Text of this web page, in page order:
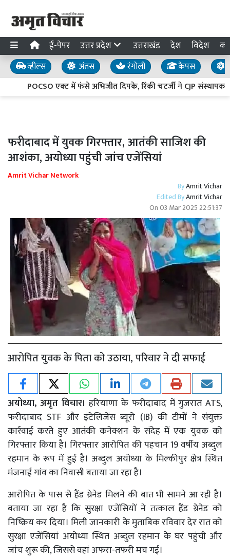
ई-पेपर उत्तर प्रदेश उत्तराखंड देश विदेश
व्हील्स अंतस रंगोली कैंपस
POCSO एक्ट में फंसे अभिजीत दिपके, रिंकी चटर्जी ने CJP संस्थापक
फरीदाबाद में युवक गिरफ्तार, आतंकी साजिश की
आशंका, अयोध्या पहुंची जांच एजेंसियां
Amrit Vichar Network
ByAmrit Vichar
Edited ByAmrit Vichar
On03 Mar 2025 22:51:37
आरोपित युवक के पिता को उठाया, परिवार ने दी सफाई
अयोध्या, अमृत विचार। हरियाणा के फरीदाबाद में गुजरात ATS,
फरीदाबाद STF और इंटेलिजेंस ब्यूरो (IB) की टीमों ने संयुक्त
कार्रवाई करते हुए आतंकी कनेक्शन के संदेह में एक युवक को
गिरफ्तार किया है। गिरफ्तार आरोपित की पहचान 19 वर्षीय अब्दुल
रहमान के रूप में हुई है। अब्दुल अयोध्या के मिल्कीपुर क्षेत्र स्थित
मंजनाई गांव का निवासी बताया जा रहा है।
आरोपित के पास से हैंड ग्रेनेड मिलने की बात भी सामने आ रही है।
बताया जा रहा है कि सुरक्षा एजेंसियों ने तत्काल हैंड ग्रेनेड को
निष्क्रिय कर दिया। मिली जानकारी के मुताबिक रविवार देर रात को
सुरक्षा एजेंसियां अयोध्या स्थित अब्दुल रहमान के घर पहुंची और
जांच शुरू की, जिससे वहां अफरा-तफरी मच गई।